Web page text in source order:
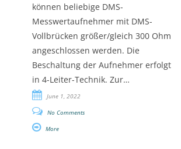
können beliebige DMS-
Messwertaufnehmer mit DMS-
Vollbrücken größer/gleich 300 Ohm
angeschlossen werden. Die
Beschaltung der Aufnehmer erfolgt
in 4-Leiter-Technik. Zur…
June 1, 2022
No Comments
More